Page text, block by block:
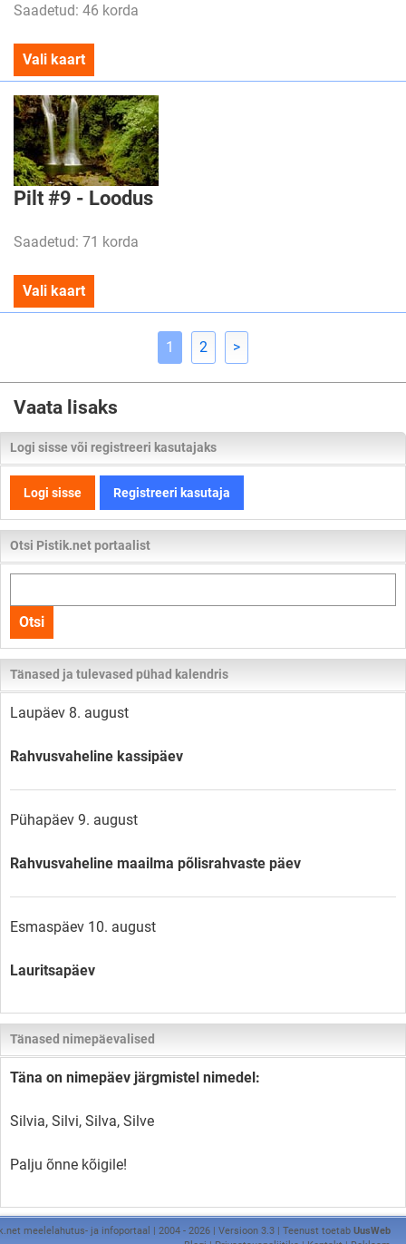
Saadetud: 46 korda
Vali kaart
Pilt #9 - Loodus
Saadetud: 71 korda
Vali kaart
1 2 >
Vaata lisaks
Logi sisse või registreeri kasutajaks
Logi sisse Registreeri kasutaja
Otsi Pistik.net portaalist
kogu
lehelt
Otsi
Tänased ja tulevased pühad kalendris
Laupäev 8. august
Rahvusvaheline kassipäev
Pühapäev 9. august
Rahvusvaheline maailma põlisrahvaste päev
Esmaspäev 10. august
Lauritsapäev
Tänased nimepäevalised
Täna on nimepäev järgmistel nimedel:
Silvia, Silvi, Silva, Silve
Palju õnne kõigile!
meelelahutus- ja infoportaal | 2004 - 2026 | Versioon 3.3 | Teenust toetab UusWeb